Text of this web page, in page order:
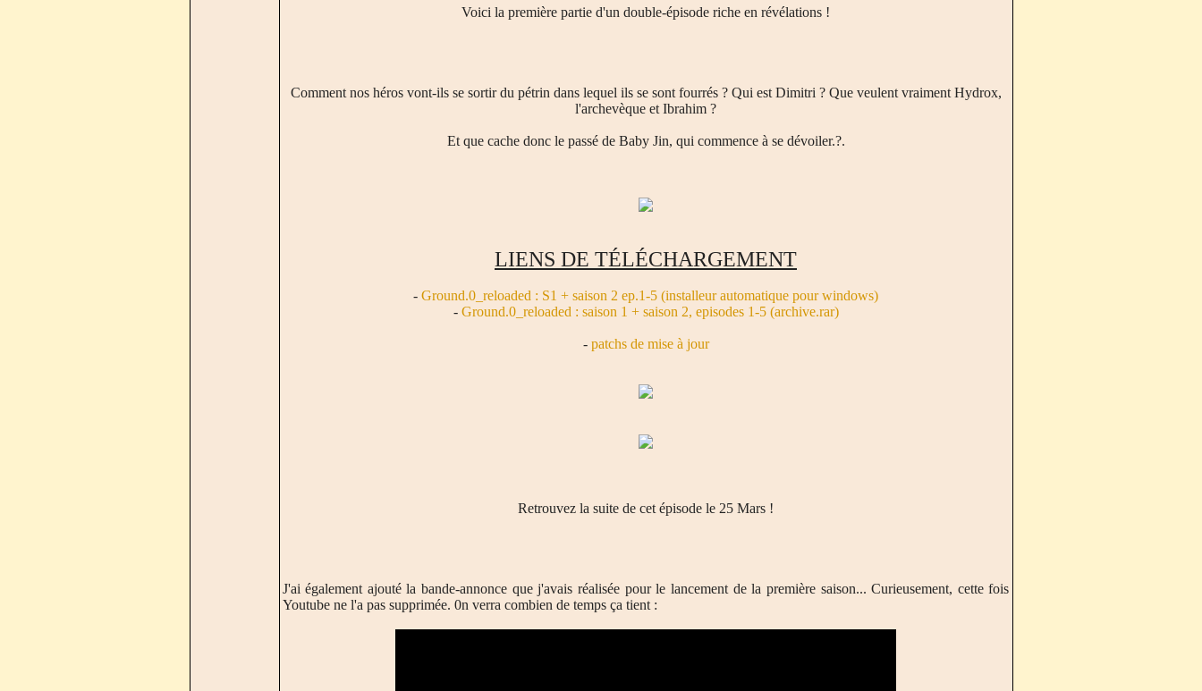
Voici la première partie d'un double-épisode riche en révélations !
Comment nos héros vont-ils se sortir du pétrin dans lequel ils se sont fourrés ? Qui est Dimitri ? Que veulent vraiment Hydrox,
l'archevèque et Ibrahim ?
Et que cache donc le passé de Baby Jin, qui commence à se dévoiler.?.
LIENS DE TÉLÉCHARGEMENT
- Ground.0_reloaded : S1 + saison 2 ep.1-5 (installeur automatique pour windows)
- Ground.0_reloaded : saison 1 + saison 2, episodes 1-5 (archive.rar)
- patchs de mise à jour
Retrouvez la suite de cet épisode le 25 Mars !
J'ai également ajouté la bande-annonce que j'avais réalisée pour le lancement de la première saison... Curieusement, cette fois
Youtube ne l'a pas supprimée. 0n verra combien de temps ça tient :